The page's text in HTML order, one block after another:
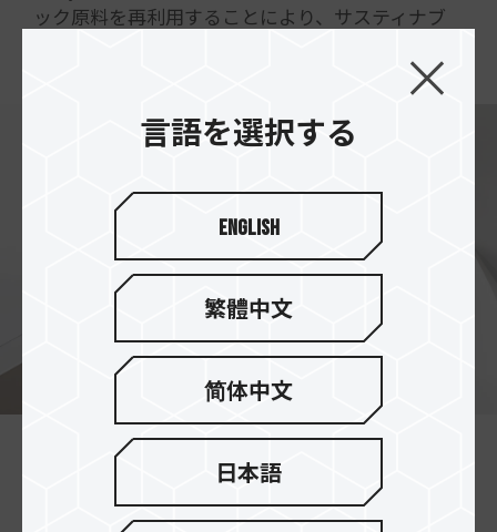
ック原料を再利用することにより、サスティナブ
炭素を効果的に減らし、地球
環境を守ります
言語を選択する
English
繁體中文
简体中文
日本語